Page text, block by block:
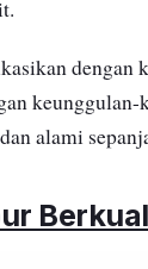
dengan
alami